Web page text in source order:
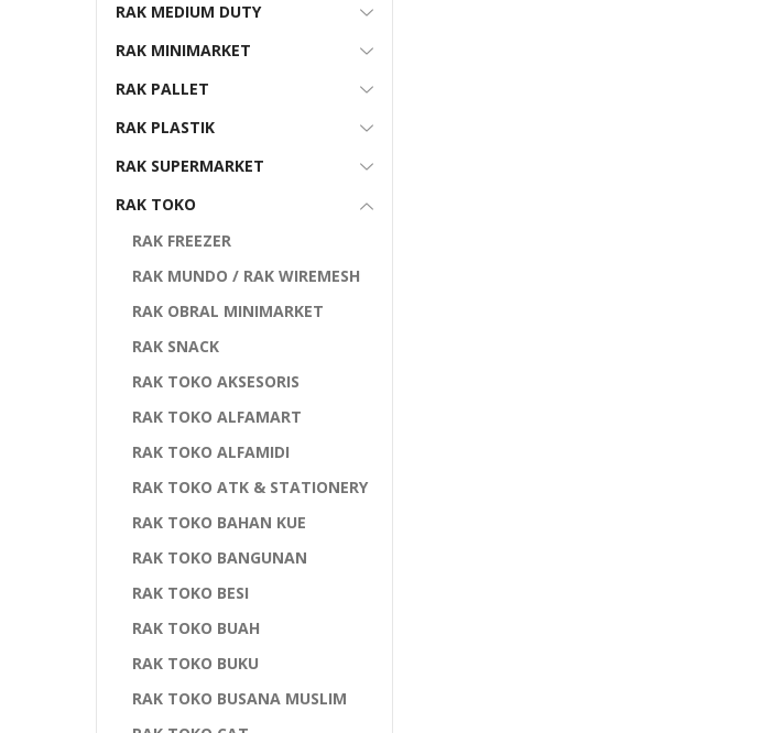
RAK MEDIUM DUTY
RAK MINIMARKET
RAK PALLET
RAK PLASTIK
RAK SUPERMARKET
RAK TOKO
RAK FREEZER
RAK MUNDO / RAK WIREMESH
RAK OBRAL MINIMARKET
RAK SNACK
RAK TOKO AKSESORIS
RAK TOKO ALFAMART
RAK TOKO ALFAMIDI
RAK TOKO ATK & STATIONERY
RAK TOKO BAHAN KUE
RAK TOKO BANGUNAN
RAK TOKO BESI
RAK TOKO BUAH
RAK TOKO BUKU
RAK TOKO BUSANA MUSLIM